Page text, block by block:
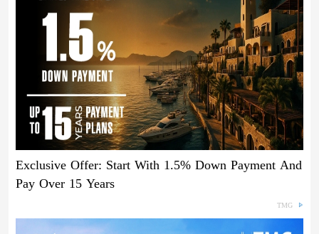
Exclusive Offer: Start With 1.5% Down Payment And
Pay Over 15 Years
TMG